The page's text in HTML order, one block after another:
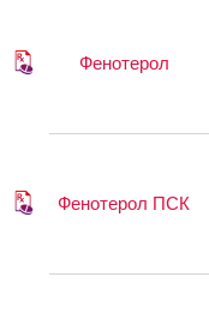
Фенотерол
Фенотерол ПСК